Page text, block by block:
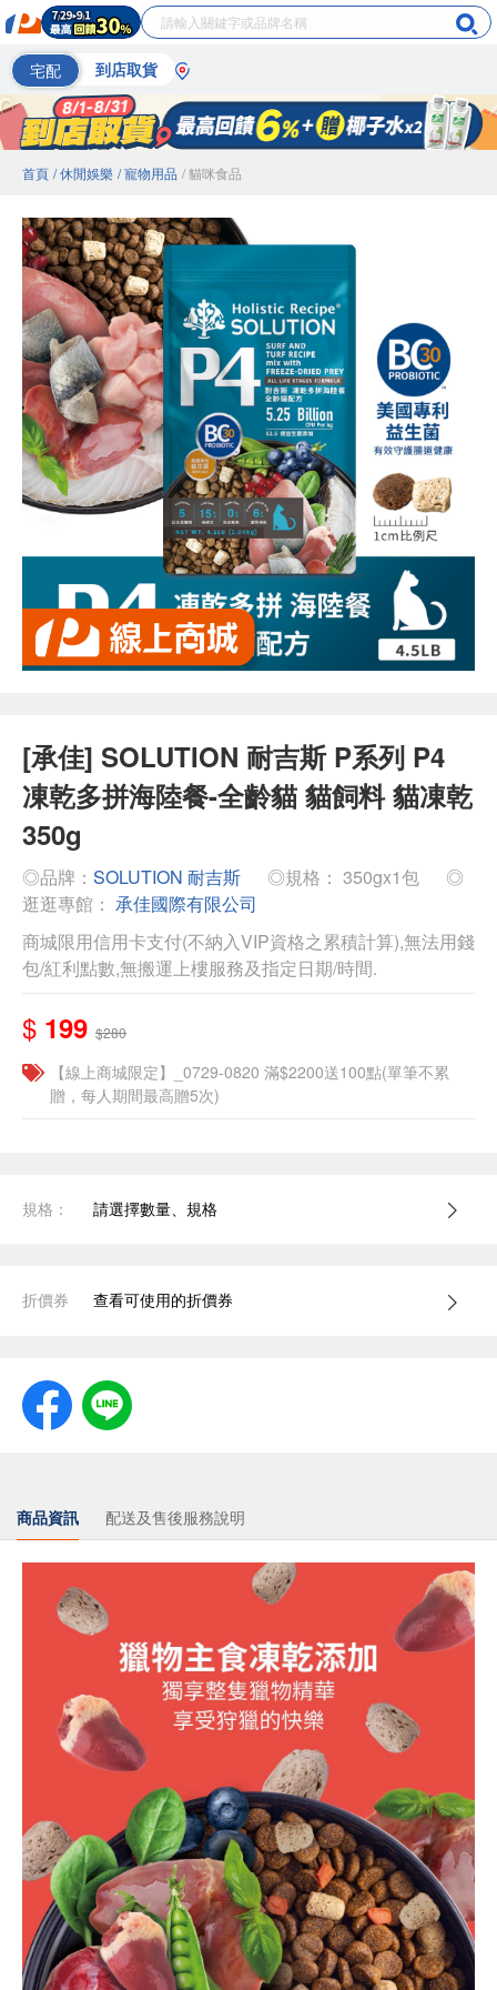
宅配 到店取貨
首頁 / 休閒娛樂 / 寵物用品 / 貓咪食品
[承佳] SOLUTION 耐吉斯 P系列 P4
凍乾多拼海陸餐-全齡貓 貓飼料 貓凍乾
350g
◎品牌： SOLUTION 耐吉斯 ◎規格： 350gx1包
◎
逛逛專館： 承佳國際有限公司
商城限用信用卡支付(不納入VIP資格之累積計算),無法用錢
包/紅利點數,無搬運上樓服務及指定日期/時間.
$ 199 $280
【線上商城限定】_0729-0820 滿$2200送100點(單筆不累
贈，每人期間最高贈5次)
規格： 請選擇數量、規格
折價券 查看可使用的折價券
商品資訊 配送及售後服務說明